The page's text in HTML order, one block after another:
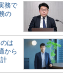
務で
の
は
から